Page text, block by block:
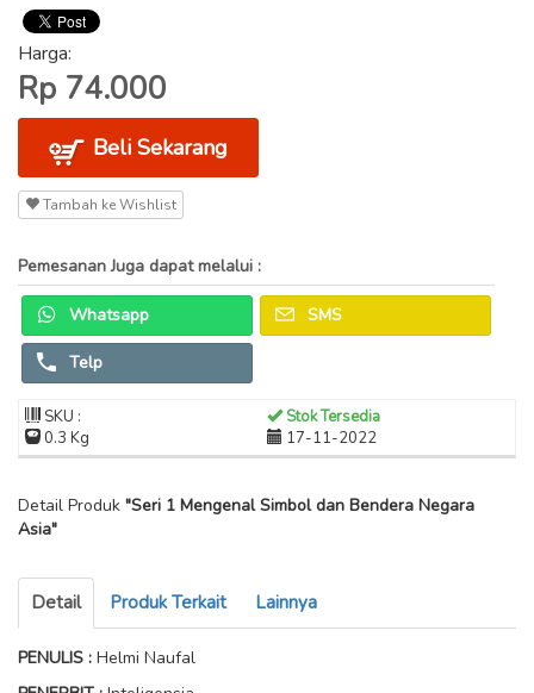
Harga:
Rp 74.000
Beli Sekarang
Tambah ke Wishlist
Pemesanan Juga dapat melalui :
Whatsapp SMS
Telp
SKU :
Stok Tersedia
0.3 Kg
17-11-2022
Detail Produk "Seri 1 Mengenal Simbol dan Bendera Negara
Asia"
Detail Produk Terkait Lainnya
PENULIS : Helmi Naufal